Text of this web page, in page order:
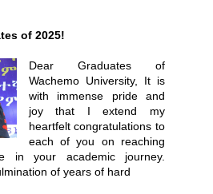
of 2025!
Dear Graduates of
Wachemo University, It is
with immense pride and
joy that I extend my
heartfelt congratulations to
each of you on reaching
in your academic journey.
of years of hard